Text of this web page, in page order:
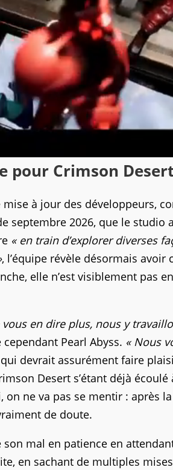
pour Crimson
mise à jour des développeurs,
septembre 2026, que le studio
« en train d’explorer diverses
, l’équipe révèle désormais avoir
elle n’est visiblement pas
en dire plus, nous y
cependant Pearl Abyss. « Nous
devrait assurément faire
Desert s’étant déjà
on ne va pas se mentir : après
de doute.
mal en patience en
en sachant de multiples